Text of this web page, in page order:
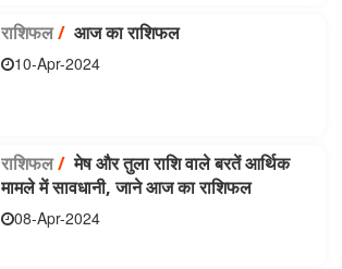
राशिफल/ आज का राशिफल
10-Apr-2024
राशिफल/मेष और तुला राशि वाले बरतें आर्थिक
मामले में सावधानी, जाने आज का राशिफल
08-Apr-2024